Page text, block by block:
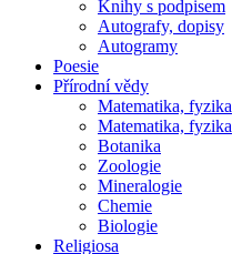
Knihy s podpisem
Autografy, dopisy
Autogramy
Poesie
Přírodní vědy
Matematika, fyzika
Matematika, fyzika
Botanika
Zoologie
Mineralogie
Chemie
Biologie
Religiosa